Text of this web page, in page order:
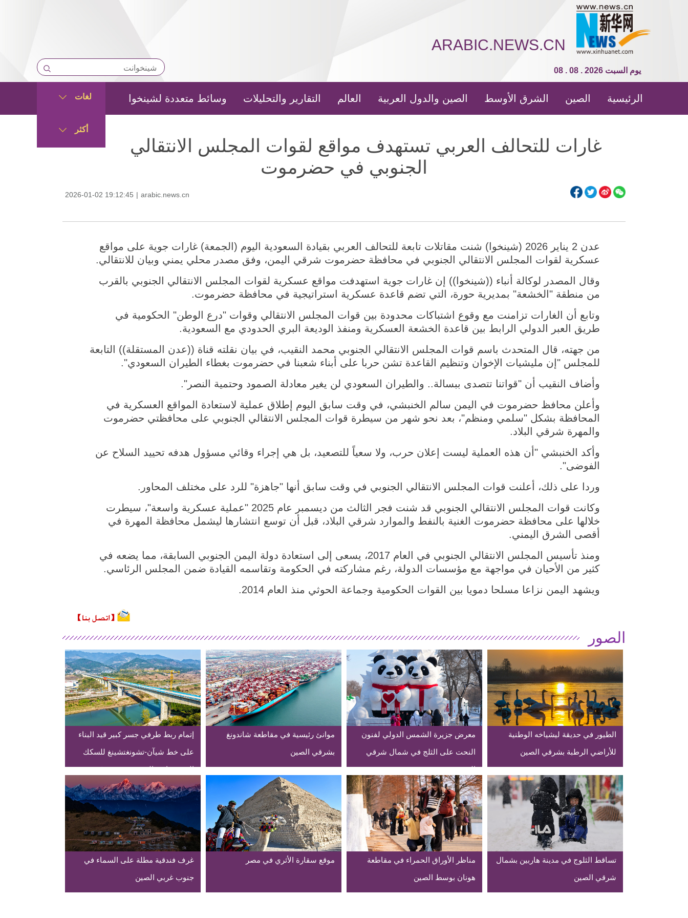
ARABIC.NEWS.CN
08 . 08 . 2026 يوم السبت
الرئيسية الصين الشرق الأوسط الصين والدول العربية العالم التقارير والتحليلات وسائط متعددة لشينخوا لغات
أكثر
غارات للتحالف العربي تستهدف مواقع لقوات المجلس الانتقالي
الجنوبي في حضرموت
2026-01-02 19:12:45 | arabic.news.cn
عدن 2 يناير 2026 (شينخوا) شنت مقاتلات تابعة للتحالف العربي بقيادة السعودية اليوم (الجمعة) غارات جوية على مواقع
عسكرية لقوات المجلس الانتقالي الجنوبي في محافظة حضرموت شرقي اليمن، وفق مصدر محلي يمني وبيان للانتقالي.
وقال المصدر لوكالة أنباء ((شينخوا)) إن غارات جوية استهدفت مواقع عسكرية لقوات المجلس الانتقالي الجنوبي بالقرب
من منطقة "الخشعة" بمديرية حورة، التي تضم قاعدة عسكرية استراتيجية في محافظة حضرموت.
وتابع أن الغارات تزامنت مع وقوع اشتباكات محدودة بين قوات المجلس الانتقالي وقوات "درع الوطن" الحكومية في
طريق العبر الدولي الرابط بين قاعدة الخشعة العسكرية ومنفذ الوديعة البري الحدودي مع السعودية.
من جهته، قال المتحدث باسم قوات المجلس الانتقالي الجنوبي محمد النقيب، في بيان نقلته قناة ((عدن المستقلة)) التابعة
للمجلس "إن مليشيات الإخوان وتنظيم القاعدة تشن حربا على أبناء شعبنا في حضرموت بغطاء الطيران السعودي".
وأضاف النقيب أن "قواتنا تتصدى ببسالة.. والطيران السعودي لن يغير معادلة الصمود وحتمية النصر".
وأعلن محافظ حضرموت في اليمن سالم الخنبشي، في وقت سابق اليوم إطلاق عملية لاستعادة المواقع العسكرية في
المحافظة بشكل "سلمي ومنظم"، بعد نحو شهر من سيطرة قوات المجلس الانتقالي الجنوبي على محافظتي حضرموت
والمهرة شرقي البلاد.
وأكد الخنبشي "أن هذه العملية ليست إعلان حرب، ولا سعياً للتصعيد، بل هي إجراء وقائي مسؤول هدفه تحييد السلاح عن
الفوضى".
وردا على ذلك، أعلنت قوات المجلس الانتقالي الجنوبي في وقت سابق أنها "جاهزة" للرد على مختلف المحاور.
وكانت قوات المجلس الانتقالي الجنوبي قد شنت فجر الثالث من ديسمبر عام 2025 "عملية عسكرية واسعة"، سيطرت
خلالها على محافظة حضرموت الغنية بالنفط والموارد شرقي البلاد، قبل أن توسع انتشارها ليشمل محافظة المهرة في
أقصى الشرق اليمني.
ومنذ تأسيس المجلس الانتقالي الجنوبي في العام 2017، يسعى إلى استعادة دولة اليمن الجنوبي السابقة، مما يضعه في
كثير من الأحيان في مواجهة مع مؤسسات الدولة، رغم مشاركته في الحكومة وتقاسمه القيادة ضمن المجلس الرئاسي.
ويشهد اليمن نزاعا مسلحا دمويا بين القوات الحكومية وجماعة الحوثي منذ العام 2014.
الصور
الطيور في حديقة ليشياخه الوطنية
للأراضي الرطبة بشرقي الصين
معرض جزيرة الشمس الدولي لفنون
النحت على الثلج في شمال شرقي
الصين
موانئ رئيسية في مقاطعة شاندونغ
بشرقي الصين
إتمام ربط طرفي جسر كبير قيد البناء
على خط شيآن-تشونغتشينغ للسكك
الحديد فائقة السرعة بجنوب غربي
الصين
تساقط الثلوج في مدينة هاربين بشمال
شرقي الصين
مناظر الأوراق الحمراء في مقاطعة
هونان بوسط الصين
موقع سقارة الأثري في مصر
غرف فندقية مطلة على السماء في
جنوب غربي الصين